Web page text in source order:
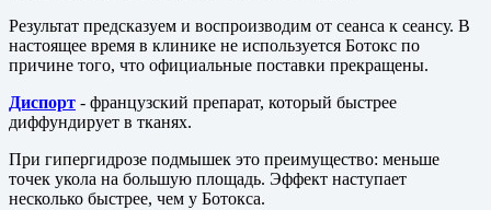
Результат предсказуем и воспроизводим от сеанса к сеансу. В
настоящее время в клинике не используется Ботокс по
причине того, что официальные поставки прекращены.
Диспорт - французский препарат, который быстрее
диффундирует в тканях.
При гипергидрозе подмышек это преимущество: меньше
точек укола на большую площадь. Эффект наступает
несколько быстрее, чем у Ботокса.